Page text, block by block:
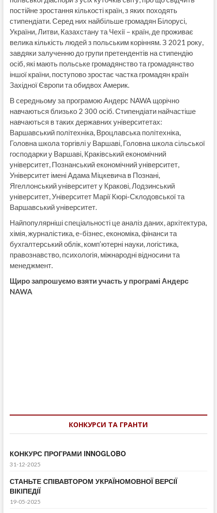
постійне зростання кількості країн, з яких походять
стипендіати. Серед них найбільше громадян Білорусі,
України, Литви, Казахстану та Чехії – країн, де проживає
велика кількість людей з польським корінням. З 2021 року,
завдяки залученню до групи претендентів на стипендію
осіб, які мають польське громадянство та громадянство
іншої країни, поступово зростає частка громадян країн
Західної Європи та обидвох Америк.
В середньому за програмою Андерс NAWA щорічно
навчаються близько 2 300 осіб. Стипендіати найчастіше
навчаються в таких державних університетах:
Варшавський політехніка, Вроцлавська політехніка,
Головна школа торгівлі у Варшаві, Головна школа сільської
господарки у Варшаві, Краківський економічний
університет, Познанський економічний університет,
Університет імені Адама Міцкевича в Познані,
Ягеллонський університет у Кракові, Лодзинський
університет, Університет Марії Кюрі-Склодовської та
Варшавський університет.
Найпопулярніші спеціальності це аналіз даних, архітектура,
хімія, журналістика, е-бізнес, економіка, фінанси та
бухгалтерський облік, комп’ютерні науки, логістика,
правознавство, психологія, міжнародні відносини та
менеджмент.
Щиро запрошуємо взяти участь у програмі Андерс
NAWA
КОНКУРСИ ТА ГРАНТИ
КОНКУРС ПРОГРАМИ INNOGLOBO
31-12-2025
СТАНЬТЕ СПІВАВТОРОМ УКРАЇНОМОВНОЇ ВЕРСІЇ
ВІКІПЕДІЇ
19-05-2025